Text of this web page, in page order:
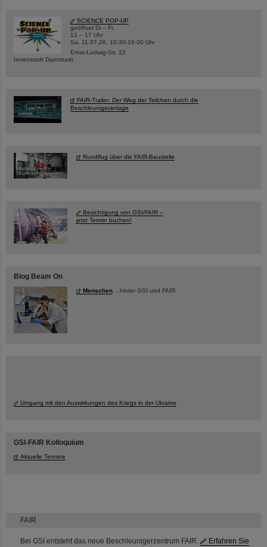
FAIR
Bei GSI entsteht das neue Beschleunigerzentrum FAIR.
Erfahren Sie
SCIENCE POP-UP
geöffnet Di – Fr,
12 – 17 Uhr
Sa, 11.07.26, 10:30-16:00 Uhr
Ernst-Ludwig-Str. 22
Innenstadt Darmstadt
FAIR-Trailer: Der Weg der Teilchen durch die
Beschleunigeranlage
Rundflug über die FAIR-Baustelle
Besichtigung von GSI/FAIR –
jetzt Termin buchen!
Blog Beam On
Menschen ...hinter GSI und FAIR.
Umgang mit den Auswirkungen des Kriegs in der Ukraine
GSI-FAIR Kolloquium
Aktuelle Termine